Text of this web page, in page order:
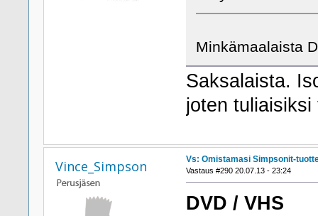
Minkämaalaista
Saksalaista.
joten tuliaisiksi
Vince_Simpson Vs: Omistamasi Simpsonit-
Vastaus #290 20.07.13 - 23:24
DVD / VHS